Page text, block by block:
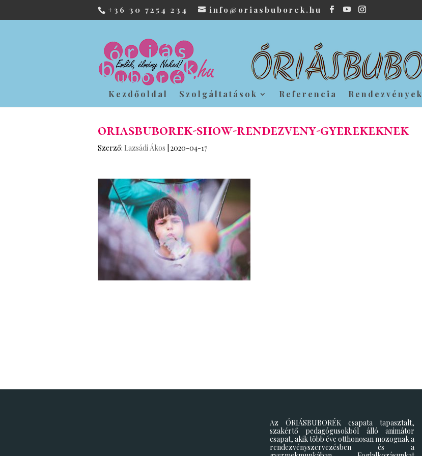
+36 30 7254 234 info@oriasbuborek.hu
Kezdőoldal Szolgáltatások Referencia Rendezvények
oriasbuborek-show-rendezveny-gyerekeknek
Szerző: Lazsádi Ákos 2020-04-17
Az ÓRIÁSBUBORÉK csapata tapasztalt,
szakértő pedagógusokból álló animátor
csapat, akik több éve otthonosan mozognak a
rendezvényszervezésben és a